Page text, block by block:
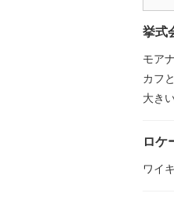
挙式
モア
カフ
大き
ロケ
ワイ